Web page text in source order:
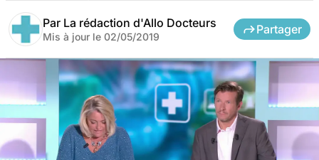
Par La rédaction d'Allo Docteurs
Mis à jour le 02/05/2019
Partager